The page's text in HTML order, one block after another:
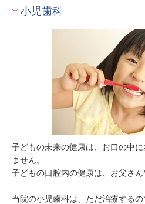
小児歯科
子どもの未来の健康は、お口の中
ません。
子どもの口腔内の健康は、お父さん
当院の小児歯科は、ただ治療する